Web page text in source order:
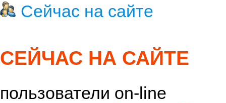
Сейчас на сайте
СЕЙЧАС НА САЙТЕ
пользователи on-line